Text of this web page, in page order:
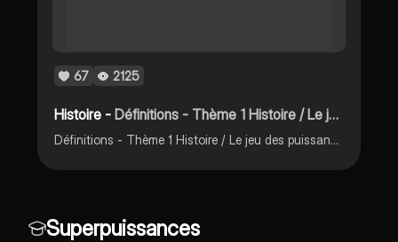
67 2125
Histoire -Définitions - Thème 1 Histoire / Le jeu des puissances dans les relations internationales depuis 1945 /
Définitions - Thème 1 Histoire / Le jeu des puissances dans les relations internationales depuis 1945 / Révision pour BAC Pro
Superpuissances